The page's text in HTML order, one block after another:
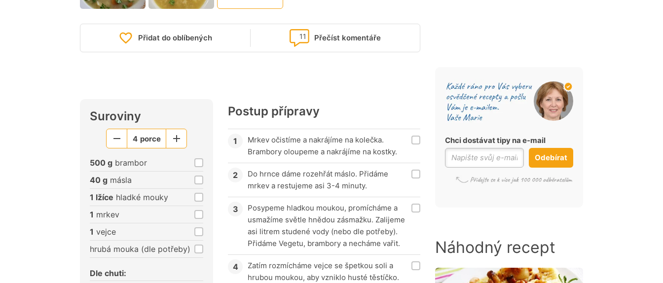
Přidat do oblíbených Přečíst komentáře
11
Suroviny
Menší
4 porce
Větší
500 g brambor
40 g másla
1 lžíce hladké mouky
1 mrkev
1 vejce
hrubá mouka (dle potřeby)
Dle chuti:
Postup přípravy
Mrkev očistíme a nakrájíme na kolečka.
Brambory oloupeme a nakrájíme na kostky.
Do hrnce dáme rozehřát máslo. Přidáme
mrkev a restujeme asi 3-4 minuty.
Posypeme hladkou moukou, promícháme a
usmažíme světle hnědou zásmažku. Zalijeme
asi litrem studené vody (nebo dle potřeby).
Přidáme Vegetu, brambory a necháme vařit.
Zatím rozmícháme vejce se špetkou soli a
hrubou moukou, aby vzniklo husté těstíčko.
Chci dostávat tipy na e-mail
Odebírat
Náhodný recept